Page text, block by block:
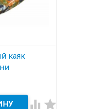
каяк
 